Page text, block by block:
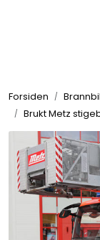
Forsiden
Brukt Metz
Produkter
Reservedeler
Nyheter
Om oss